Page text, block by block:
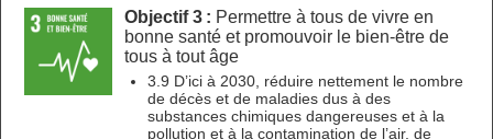
Objectif 3 : Permettre à tous de vivre en
bonne santé et promouvoir le bien-être de
tous à tout âge
3.9 D’ici à 2030, réduire nettement le nombre
de décès et de maladies dus à des
substances chimiques dangereuses et à la
pollution et à la contamination de l’air, de